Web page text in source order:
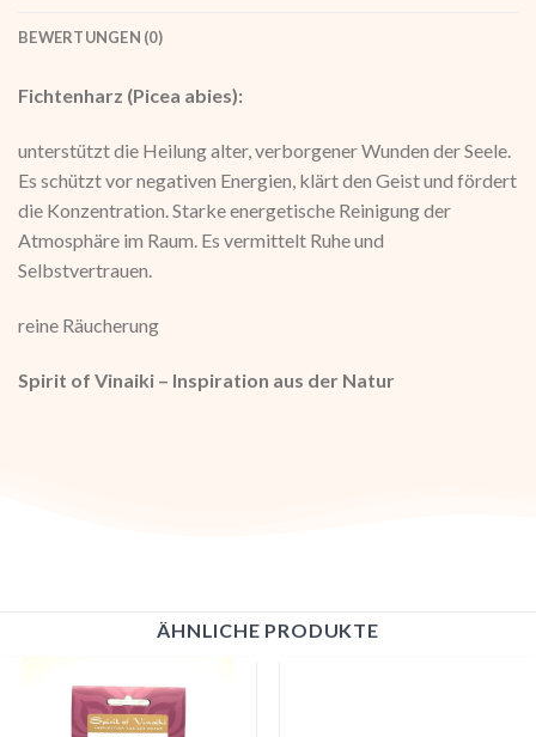
BEWERTUNGEN (0)
Fichtenharz (Picea abies):
unterstützt die Heilung alter, verborgener Wunden der Seele.
Es schützt vor negativen Energien, klärt den Geist und fördert
die Konzentration. Starke energetische Reinigung der
Atmosphäre im Raum. Es vermittelt Ruhe und
Selbstvertrauen.
reine Räucherung
Spirit of Vinaiki – Inspiration aus der Natur
ÄHNLICHE PRODUKTE